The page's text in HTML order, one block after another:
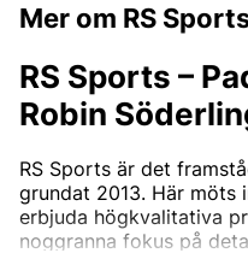
Mer om RS
RS Sports –
Robin
RS Sports är det
grundat 2013. Här möts
erbjuda högkvalitativa
noggranna fokus på